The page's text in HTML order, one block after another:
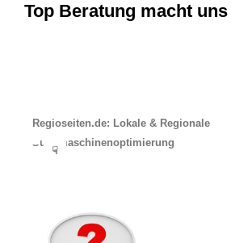
Top Beratung macht uns
Regioseiten.de: Lokale & Regionale
Suchmaschinenoptimierung
☟